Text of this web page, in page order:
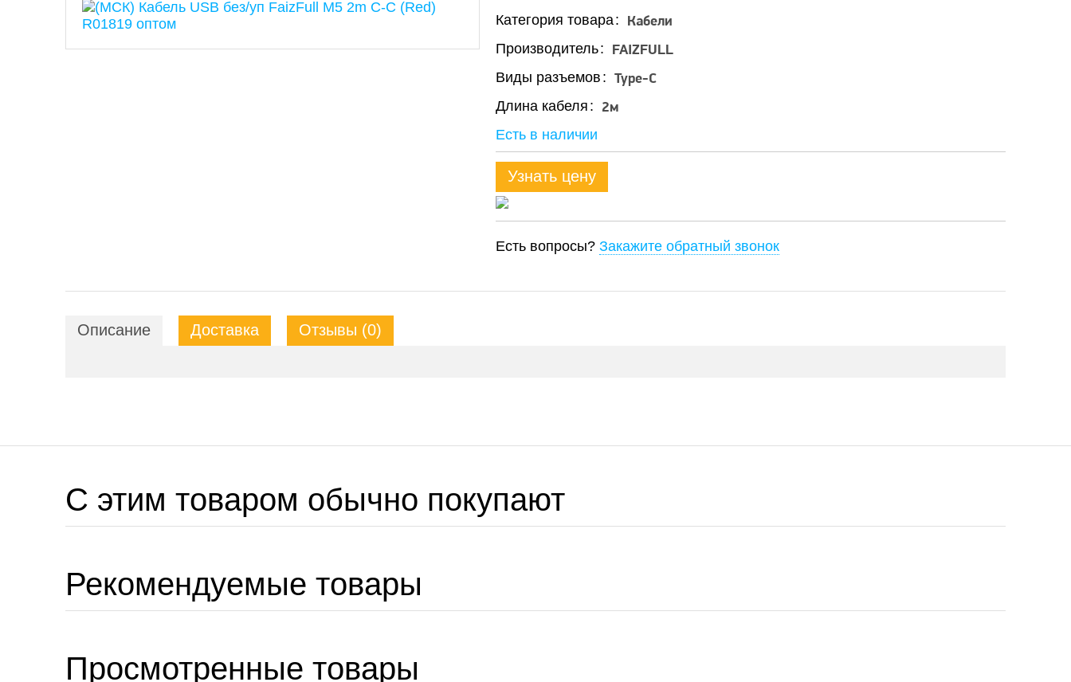
Категория товара Кабели
Производитель FAIZFULL
Виды разъемов Type-C
Длина кабеля 2м
Есть в наличии
Узнать цену
Есть вопросы? Закажите обратный звонок
Описание Доставка Отзывы (0)
C этим товаром обычно покупают
Рекомендуемые товары
Просмотренные товары